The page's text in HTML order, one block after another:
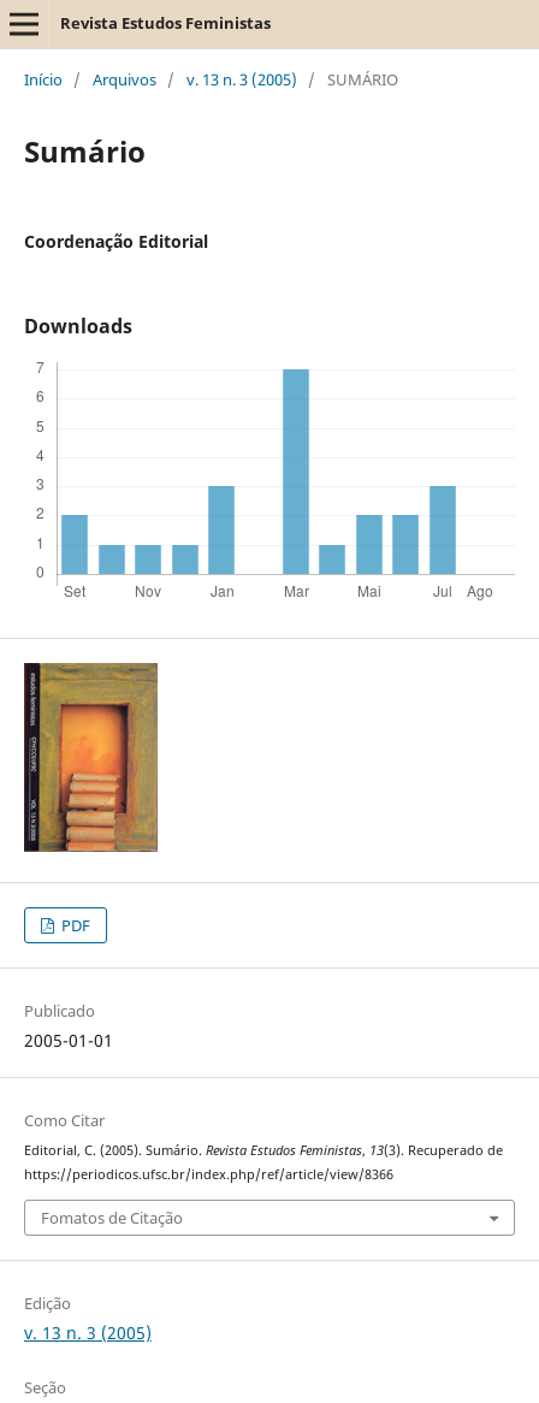
Revista Estudos Feministas
Início / Arquivos / v. 13 n. 3 (2005) / SUMÁRIO
Sumário
Coordenação Editorial
Downloads
PDF
Publicado
2005-01-01
Como Citar
Editorial, C. (2005). Sumário. Revista Estudos Feministas, 13(3). Recuperado de
https://periodicos.ufsc.br/index.php/ref/article/view/8366
Fomatos de Citação
Edição
v. 13 n. 3 (2005)
Seção